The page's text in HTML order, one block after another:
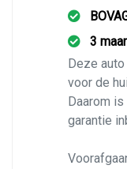
3
Deze
voor de
Daarom
garantie